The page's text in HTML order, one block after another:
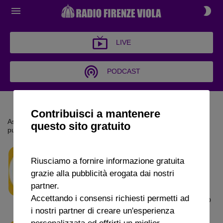
LIVE
PODCAST
PODCAST
Ascolta i principali approfondimenti della settimana. Scarica le
puntate di Radio Firenze Viola
100 ANNI DI PASSIONE
VIOLA
STAGIONE DELLA PRESIDENZA PONTELLO
Contribuisci a mantenere
questo sito gratuito
Riusciamo a fornire informazione gratuita
grazie alla pubblicità erogata dai nostri
partner.
Accettando i consensi richiesti permetti ad
i nostri partner di creare un'esperienza